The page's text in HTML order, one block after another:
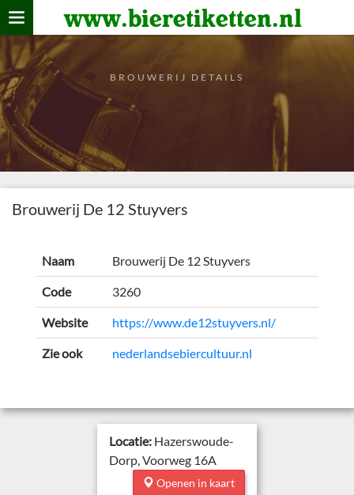
www.bieretiketten.nl
Home
verzamelen
De bierkaart
Bezoekers
BROUWERIJ DETAILS
Brouwerij De 12 Stuyvers
Naam Brouwerij De 12 Stuyvers
Code 3260
Website https://www.de12stuyvers.nl/
Zie ook nederlandsebiercultuur.nl
Locatie: Hazerswoude-
Dorp, Voorweg 16A
Openen in kaart